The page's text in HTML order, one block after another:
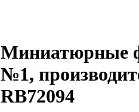
Миниатюрные
№1,
RB72094